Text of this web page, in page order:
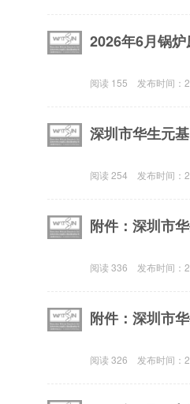
阅读 155 发布时间：
阅读254 发布时间：
阅读336 发布时间：
阅读326 发布时间：